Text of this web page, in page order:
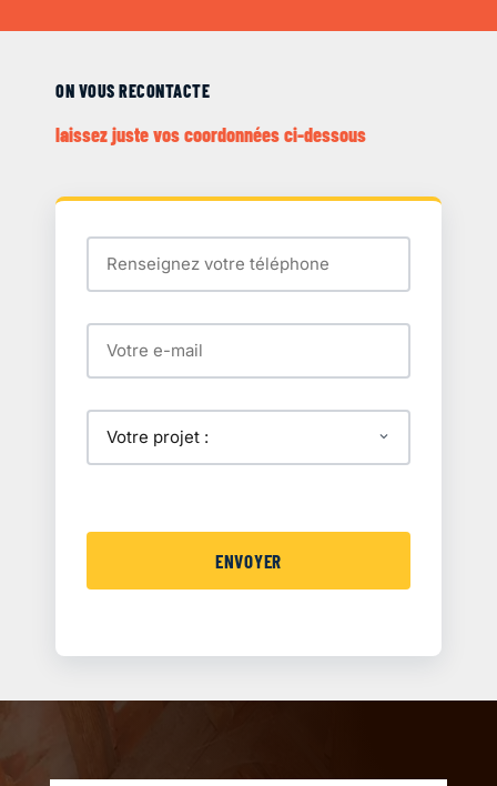
ON VOUS RECONTACTE
laissez juste vos coordonnées ci-dessous